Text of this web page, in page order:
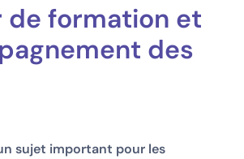
de formation et
des
sujet important pour les